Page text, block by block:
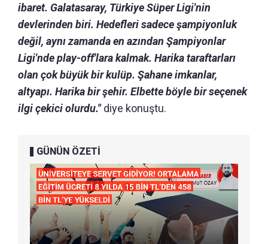
ibaret. Galatasaray, Türkiye Süper Ligi'nin
devlerinden biri. Hedefleri sadece şampiyonluk
değil, aynı zamanda en azından Şampiyonlar
Ligi'nde play-off'lara kalmak. Harika taraftarları
olan çok büyük bir kulüp. Şahane imkanlar,
altyapı. Harika bir şehir. Elbette böyle bir seçenek
ilgi çekici olurdu."diye konuştu.
GÜNÜN ÖZETİ